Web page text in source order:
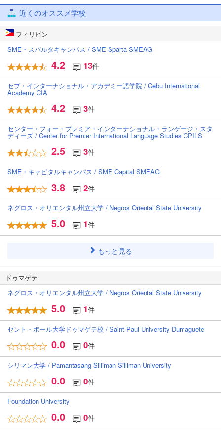
近くのオススメ学校
フィリピン
SME・スパルタキャンパス / SME Sparta SMEAG
4.2 13件
セブ・インターナショナル・アカデミー語学院 / Cebu International
Academy CIA
4.2 3件
センター・フォー・プレミア・インターナショナル・ランゲージ・スタ
ディーズ / Center for Premier International Language Studies CPILS
2.5 3件
SME・キャピタルキャンパス / SME Capital SMEAG
3.8 2件
ネグロス・オリエンタル州立大学 / Negros Oriental State University
5.0 1件
もっと見る
ドゥマゲテ
ネグロス・オリエンタル州立大学 / Negros Oriental State University
5.0 1件
セント・ポール大学ドゥマゲテ校 / Saint Paul University Dumaguete
0.0 0件
シリマン大学 / Pamantasang Silliman Silliman University
0.0 0件
Foundation University
0.0 0件